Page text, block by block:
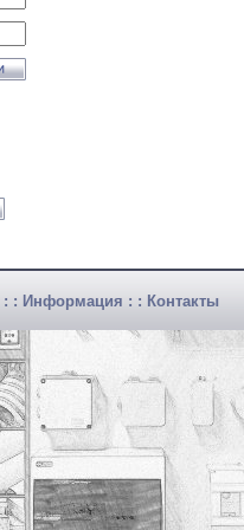
: : Информация : : Контакты